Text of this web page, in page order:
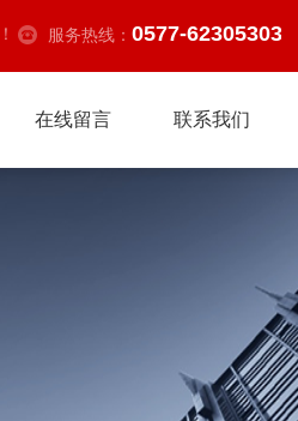
服务热线： 0577-62305303
在线留言 联系我们